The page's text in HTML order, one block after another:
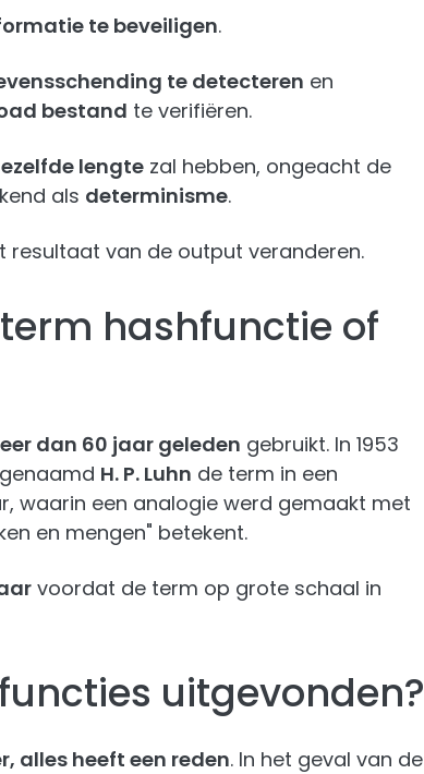
te beveiligen.
te detecteren en
bestand te verifiëren.
lengte zal hebben, ongeacht de
als determinisme.
resultaat van de output veranderen.
hashfunctie of
dan 60 jaar geleden gebruikt. In 1953
H. P. Luhn de term in een
waarin een analogie werd gemaakt met
en mengen" betekent.
voordat de term op grote schaal in
uitgevonden?
alles heeft een reden. In het geval van de